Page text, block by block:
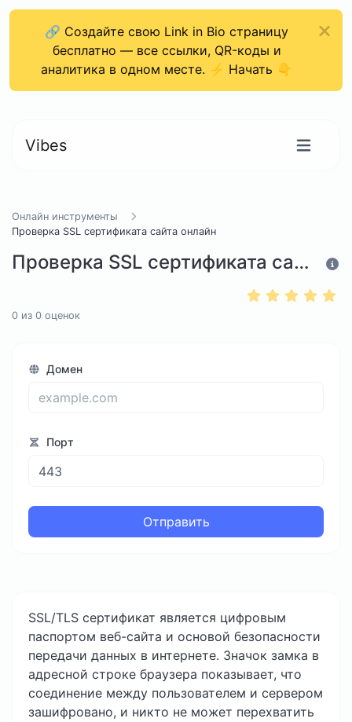
🔗 Создайте свою Link in Bio страницу
бесплатно — все ссылки, QR-коды и
аналитика в одном месте. ⚡ Начать 👇
Vibes
Онлайн инструменты
Проверка SSL сертификата сайта онлайн
Проверка SSL сертификата сайта онлайн
0 из 0 оценок
Домен
Порт
Отправить
SSL/TLS сертификат является цифровым
паспортом веб-сайта и основой безопасности
передачи данных в интернете. Значок замка в
адресной строке браузера показывает, что
соединение между пользователем и сервером
зашифровано, и никто не может перехватить